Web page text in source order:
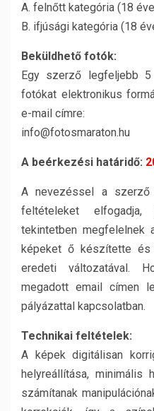
A. felnőtt kategória (18
B. ifjúsági kategória (18
Beküldhető fotók:
Egy szerző legfeljebb
fotókat elektronikus
e-mail címre:
info@fotosmaraton.hu
A beérkezési határidő:
A nevezéssel a szerző
feltételeket
tekintetben megfelelnek
képeket ő készítette és
eredeti változatával.
megadott email címen
pályázattal kapcsolatban.
Technikai feltételek:
A képek digitálisan
helyreállítása, minimális
számítanak